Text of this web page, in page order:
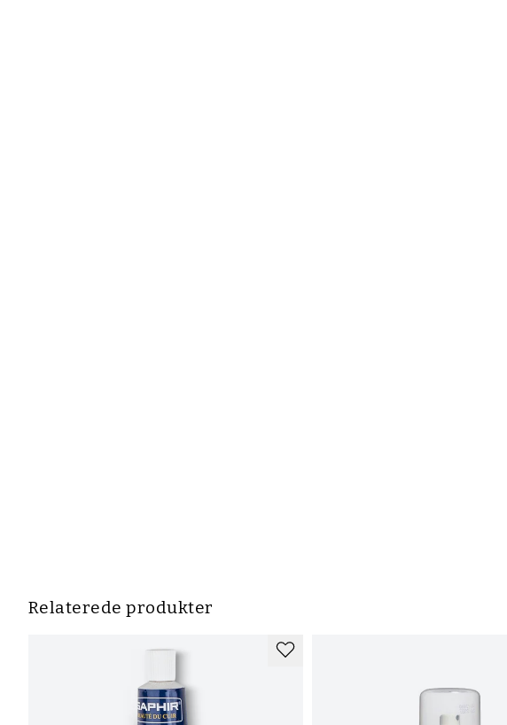
Relaterede produkter